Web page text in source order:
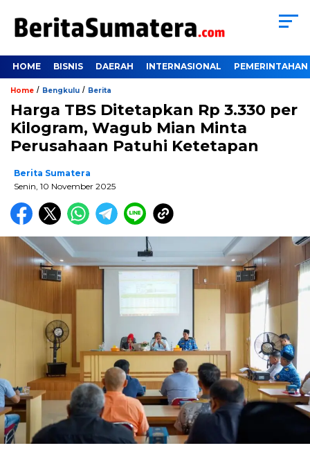
HOME BISNIS DAERAH INTERNASIONAL PEMERINTAHAN
Home / Bengkulu / Berita
Harga TBS Ditetapkan Rp 3.330 per
Kilogram, Wagub Mian Minta
Perusahaan Patuhi Ketetapan
Berita Sumatera
Senin, 10 November 2025